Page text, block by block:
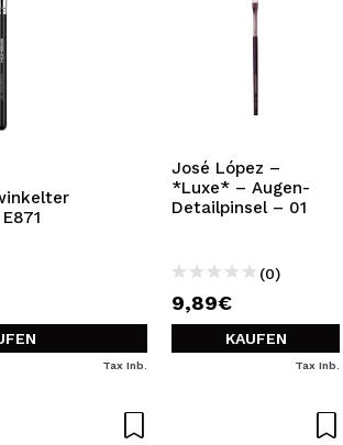
Tax Inb.
José López –
*Luxe* – Augen-
Detailpinsel – 01
(0)
9,89€
KAUFEN
Tax Inb.